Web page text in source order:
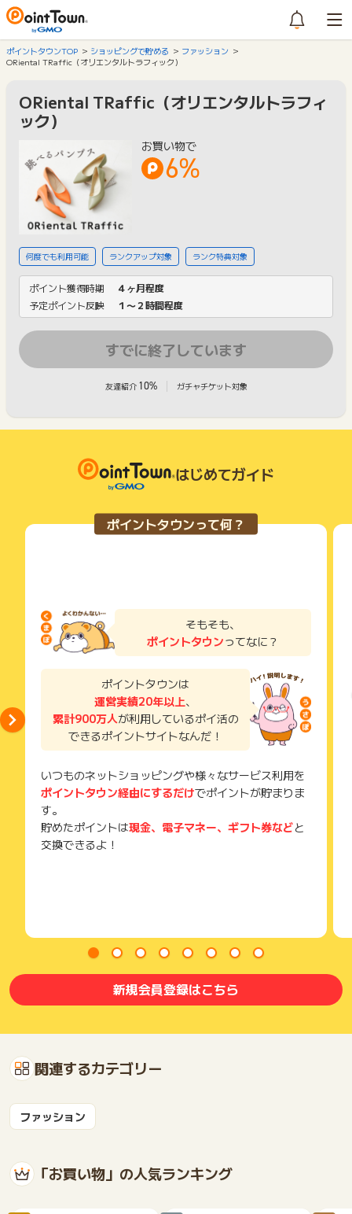
ポイントタウンTOP ショッピングで貯める
ファッション
ORiental TRaffic（オリエンタルトラフィック）
ORiental TRaffic（オリエンタルトラフィ
ック）
お買い物で
6%
何度でも利用可能 ランクアップ対象 ランク特典対象
ポイント獲得時期
４ヶ月程度
予定ポイント反映
１〜２時間程度
すでに終了しています
友達紹介 10% ガチャチケット対象
はじめてガイド
ポイントタウンって何？
そもそも、
ポイントタウンってなに？
ポイントタウンは
運営実績20年以上、
累計900万人が利用しているポイ活の
できるポイントサイトなんだ！
いつものネットショッピングや様々なサービス利用を
ポイントタウン経由にするだけでポイントが貯まりま
す。
貯めたポイントは現金、電子マネー、ギフト券などと
交換できるよ！
新規会員登録はこちら
関連するカテゴリー
ファッション
「お買い物」の人気ランキング